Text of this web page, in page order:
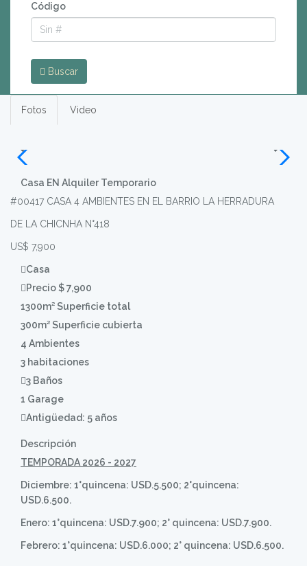
Código
Buscar
Fotos Video
Casa EN Alquiler Temporario
#00417 CASA 4 AMBIENTES EN EL BARRIO LA HERRADURA
DE LA CHICNHA N°418
US$ 7,900
Casa
Precio $ 7,900
1300m² Superficie total
300m² Superficie cubierta
4 Ambientes
3 habitaciones
3 Baños
1 Garage
Antigüedad: 5 años
Descripción
TEMPORADA 2026 - 2027
Diciembre: 1°quincena: USD.5.500; 2°quincena:
USD.6.500.
Enero: 1°quincena: USD.7.900; 2° quincena: USD.7.900.
Febrero: 1°quincena: USD.6.000; 2° quincena: USD.6.500.